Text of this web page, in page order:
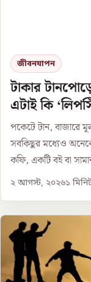
জীবনযাপন
টাকার
এটাই কি
পকেটে টান, বাজারে
সবকিছুর মধ্যেও
কফি, একটি বই বা
২ আগস্ট, ২০২৬১